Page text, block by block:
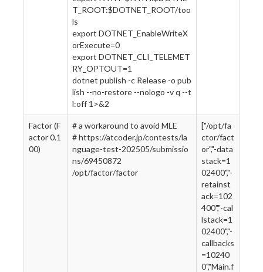
T_ROOT:$DOTNET_ROOT/too
ls
export DOTNET_EnableWriteX
orExecute=0
export DOTNET_CLI_TELEMET
RY_OPTOUT=1
dotnet publish -c Release -o pub
lish --no-restore --nologo -v q --t
l:off 1>&2
Factor (F
actor 0.1
00)
# a workaround to avoid MLE
# https://atcoder.jp/contests/la
nguage-test-202505/submissio
ns/69450872
/opt/factor/factor
["/opt/fa
ctor/fact
or","-data
stack=1
02400","-
retainst
ack=102
400","-cal
lstack=1
02400","-
callbacks
=10240
0","Main.f